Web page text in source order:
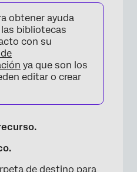
obtener ayuda
bibliotecas
con su
ya que son los
editar o crear
de destino para